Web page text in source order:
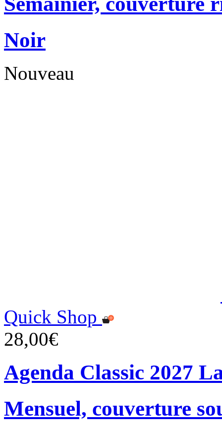
Noir
Nouveau
Quick Shop
28,00€
Agenda Classic 2027
Mensuel, couverture